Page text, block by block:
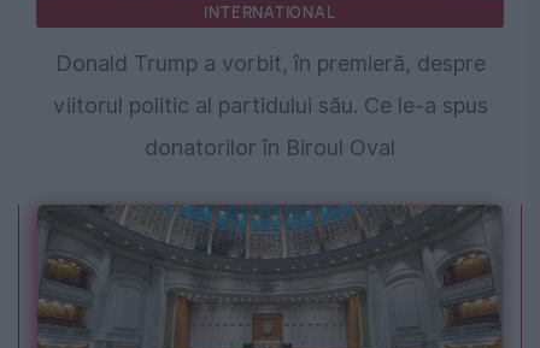
INTERNATIONAL
Donald Trump a vorbit, în premieră, despre
viitorul politic al partidului său. Ce le-a spus
donatorilor în Biroul Oval